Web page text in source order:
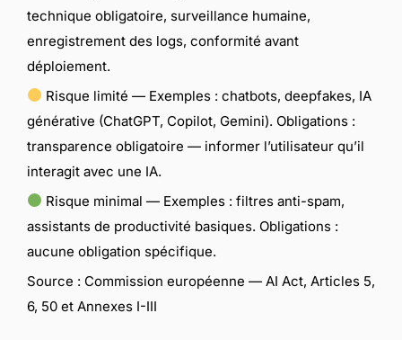
technique obligatoire, surveillance humaine,
enregistrement des logs, conformité avant
déploiement.
Risque limité — Exemples : chatbots, deepfakes, IA
générative (ChatGPT, Copilot, Gemini). Obligations :
transparence obligatoire — informer l’utilisateur qu’il
interagit avec une IA.
Risque minimal — Exemples : filtres anti-spam,
assistants de productivité basiques. Obligations :
aucune obligation spécifique.
Source : Commission européenne — AI Act, Articles 5,
6, 50 et Annexes I-III